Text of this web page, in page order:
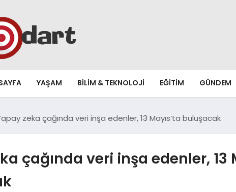
YAŞAM BILIM & TEKNOLOJI EĞITIM GÜNDEM
zeka çağında veri inşa edenler, 13 Mayıs’ta buluşacak
çağında veri inşa edenler, 13